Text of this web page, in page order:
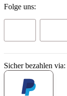
Folge uns:
Sicher bezahlen via: